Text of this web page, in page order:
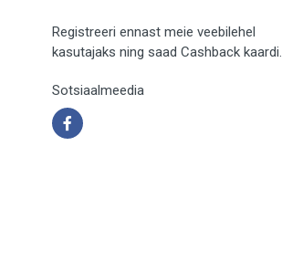
Registreeri ennast meie veebilehel
kasutajaks ning saad Cashback kaardi.
Sotsiaalmeedia